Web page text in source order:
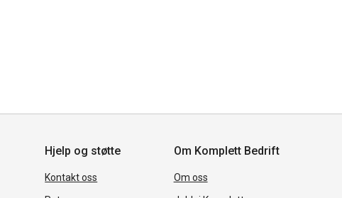
Hjelp og støtte
Kontakt oss
Om Komplett Bedrift
Om oss